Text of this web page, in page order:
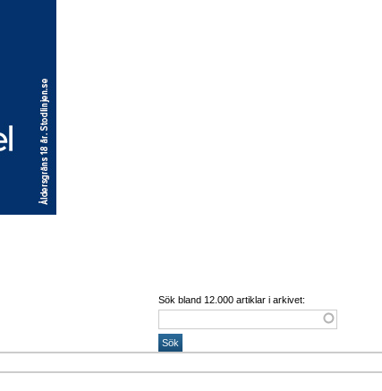
Sök bland 12.000 artiklar i arkivet: